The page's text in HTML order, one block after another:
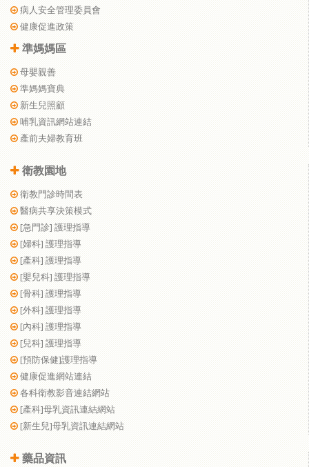
病人安全管理委員會
健康促進政策
準媽媽區
母嬰親善
準媽媽寶典
新生兒照顧
哺乳資訊網站連結
產前夫婦教育班
衛教園地
衛教門診時間表
醫病共享決策模式
[急門診] 護理指導
[婦科] 護理指導
[產科] 護理指導
[嬰兒科] 護理指導
[骨科] 護理指導
[外科] 護理指導
[內科] 護理指導
[兒科] 護理指導
[預防保健]護理指導
健康促進網站連結
各科衛教影音連結網站
[產科]母乳資訊連結網站
[新生兒]母乳資訊連結網站
藥品資訊